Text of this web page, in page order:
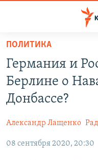
Вернуться
основному
содержанию
Вернутся
главной
навигации
Вернутся
СПЕЦПРОЕКТЫ
ГРУЗ 200
11 ЛЕТ ОККУПАЦИИ
ВОДА
ЕЩЕ
ИНТЕРАКТИВ
РАДІО СВОБОДА
ПОЛИТИКА
Германия и
Берлине о
Донбассе?
Александр Лащенко
08 сентября 2020, 20:30